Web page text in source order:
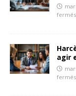
fermés
agir
fermés